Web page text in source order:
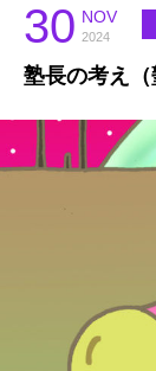
30 NOV
2024
塾長の考え
各教室別
北斗塾／
お問い合わ